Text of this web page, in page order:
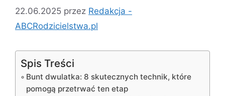
22.06.2025 przez Redakcja -
ABCRodzicielstwa.pl
Spis Treści
Bunt dwulatka: 8 skutecznych technik, które
pomogą przetrwać ten etap